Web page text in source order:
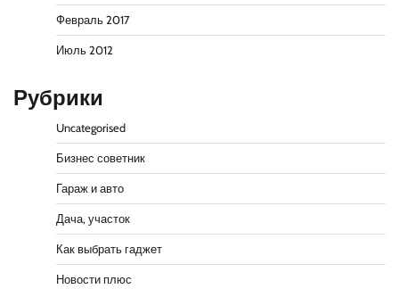
Февраль 2017
Июль 2012
Рубрики
Uncategorised
Бизнес советник
Гараж и авто
Дача, участок
Как выбрать гаджет
Новости плюс